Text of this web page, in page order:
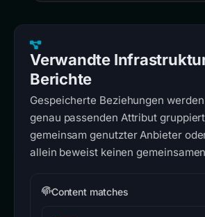
Verwandte
Berichte
Gespeicherte Beziehungen
genau passenden Attribut
gemeinsam genutzter Anbieter
allein beweist keinen
Content matches